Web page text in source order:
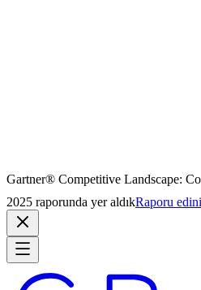
Gartner® Competitive Landscape:
2025 raporunda yer aldıkRaporu